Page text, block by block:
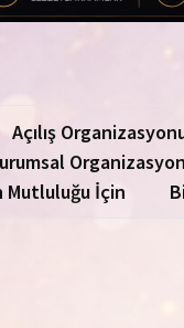
Açılış
Organizasyon
İçin